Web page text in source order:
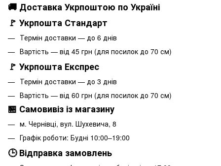
🚚 Доставка Укрпоштою по Україні
🚩 Укрпошта Стандарт
Термін доставки — до 6 днів
Вартість — від 45 грн (для посилок до 70 см)
🚩 Укрпошта Експрес
Термін доставки — до 3 днів
Вартість — від 60 грн (для посилок до 70 см)
🏪 Самовивіз із магазину
м. Чернівці, вул. Шухевича, 8
Графік роботи: Будні 10:00–19:00
🕒 Відправка замовлень